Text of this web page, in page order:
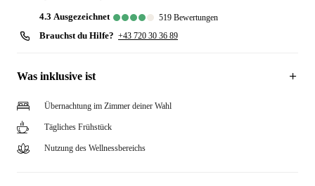
4.3 ausgezeichnet 519 Bewertungen
Brauchst du Hilfe? +43 720 30 36 89
Was inklusive ist
Übernachtung im Zimmer deiner Wahl
Tägliches Frühstück
Nutzung des Wellnessbereichs